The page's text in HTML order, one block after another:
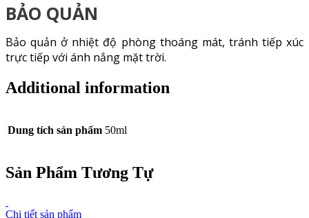
BẢO QUẢN
Bảo quản ở nhiệt độ phòng thoáng mát, tránh tiếp xúc
trực tiếp với ánh nắng mặt trời.
Additional information
Dung tích sản phẩm 50ml
Sản Phẩm Tương Tự
Chi tiết sản phẩm